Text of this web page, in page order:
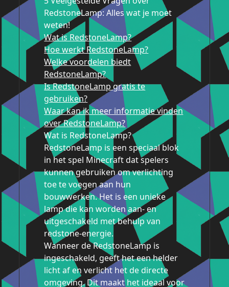
RedstoneLamp: Alles wat je moet
weten!
Wat is RedstoneLamp?
Hoe werkt RedstoneLamp?
Welke voordelen biedt
RedstoneLamp?
Is RedstoneLamp gratis te
gebruiken?
Waar kan ik meer informatie vinden
over RedstoneLamp?
Wat is RedstoneLamp?
RedstoneLamp is een speciaal blok
in het spel Minecraft dat spelers
kunnen gebruiken om verlichting
toe te voegen aan hun
bouwwerken. Het is een unieke
lamp die kan worden aan- en
uitgeschakeld met behulp van
redstone-energie.
Wanneer de RedstoneLamp is
ingeschakeld, geeft het een helder
licht af en verlicht het de directe
omgeving. Dit maakt het ideaal voor